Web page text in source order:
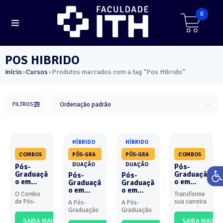
0
POS HIBRIDO
Início›Cursos›Produtos marcados com a tag “Pos Hibrido”
FILTROS Ordenação padrão
COMBOS
Pós-
Graduaçã
o em
Enfermag
em
Obstétric
a + UTI
Neonatal
O Combo
de Pós-
Graduação
SAIBA MAIS
PÓS-GRA
DUAÇÃO
HÍBRIDO
Pós-
Graduaçã
o em
Fisiotera
pia
Dermatof
uncional
A Pós-
Graduação
PÓS-GRA
DUAÇÃO
HÍBRIDO
Pós-
Graduaçã
o em
Fisiotera
pia em
Terapia
Intensiva
A Pós-
Graduação
COMBOS
Pós-
Graduaçã
o em
Saúde
Estética
Avançada
+ MBA em
Gestão,
Transforme
sua carreira
com a Pós-
SAIBA MAIS